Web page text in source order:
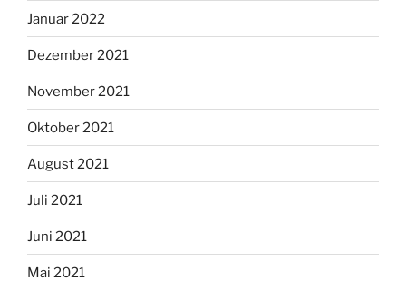
Januar 2022
Dezember 2021
November 2021
Oktober 2021
August 2021
Juli 2021
Juni 2021
Mai 2021